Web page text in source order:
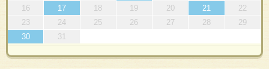
16
17 18 19 20 21
22
23
24 25 26 27 28
29
30
31